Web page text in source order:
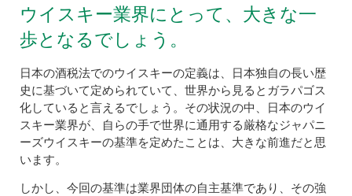
ウイスキー業界にとって、大きな一
歩となるでしょう。
日本の酒税法でのウイスキーの定義は、日本独自の長い歴
史に基づいて定められていて、世界から見るとガラパゴス
化していると言えるでしょう。その状況の中、日本のウイ
スキー業界が、自らの手で世界に通用する厳格なジャパニ
ーズウイスキーの基準を定めたことは、大きな前進だと思
います。
しかし、今回の基準は業界団体の自主基準であり、その強